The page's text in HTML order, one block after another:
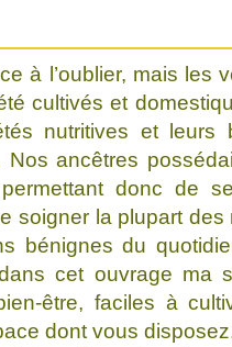
à l’oublier, mais les
cultivés et
nutritives et leurs
Nos ancêtres
donc de
soigner la plupart des
bénignes du
cet ouvrage ma
être, faciles à
dont vous